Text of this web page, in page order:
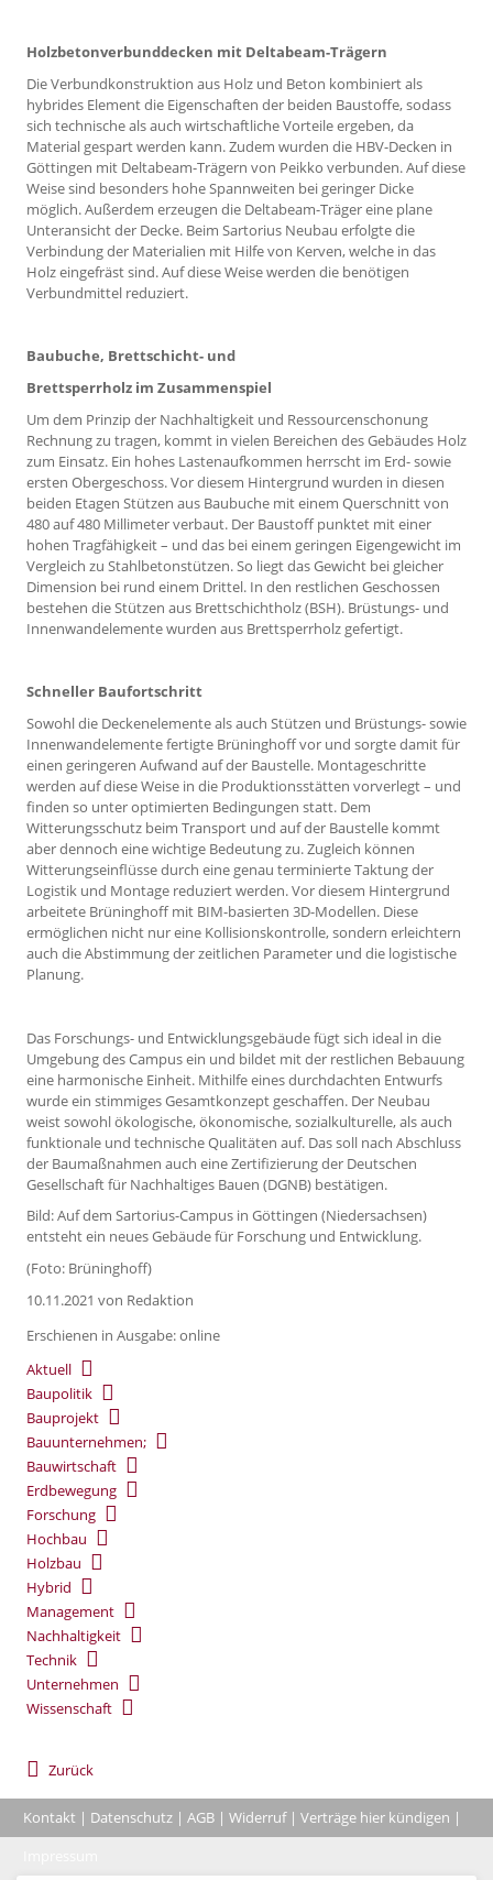
Holzbetonverbunddecken mit Deltabeam-Trägern
Die Verbundkonstruktion aus Holz und Beton kombiniert als
hybrides Element die Eigenschaften der beiden Baustoffe, sodass
sich technische als auch wirtschaftliche Vorteile ergeben, da
Material gespart werden kann. Zudem wurden die HBV-Decken in
Göttingen mit Deltabeam-Trägern von Peikko verbunden. Auf diese
Weise sind besonders hohe Spannweiten bei geringer Dicke
möglich. Außerdem erzeugen die Deltabeam-Träger eine plane
Unteransicht der Decke. Beim Sartorius Neubau erfolgte die
Verbindung der Materialien mit Hilfe von Kerven, welche in das
Holz eingefräst sind. Auf diese Weise werden die benötigen
Verbundmittel reduziert.
Baubuche, Brettschicht- und
Brettsperrholz im Zusammenspiel
Um dem Prinzip der Nachhaltigkeit und Ressourcenschonung
Rechnung zu tragen, kommt in vielen Bereichen des Gebäudes Holz
zum Einsatz. Ein hohes Lastenaufkommen herrscht im Erd- sowie
ersten Obergeschoss. Vor diesem Hintergrund wurden in diesen
beiden Etagen Stützen aus Baubuche mit einem Querschnitt von
480 auf 480 Millimeter verbaut. Der Baustoff punktet mit einer
hohen Tragfähigkeit – und das bei einem geringen Eigengewicht im
Vergleich zu Stahlbetonstützen. So liegt das Gewicht bei gleicher
Dimension bei rund einem Drittel. In den restlichen Geschossen
bestehen die Stützen aus Brettschichtholz (BSH). Brüstungs- und
Innenwandelemente wurden aus Brettsperrholz gefertigt.
Schneller Baufortschritt
Sowohl die Deckenelemente als auch Stützen und Brüstungs- sowie
Innenwandelemente fertigte Brüninghoff vor und sorgte damit für
einen geringeren Aufwand auf der Baustelle. Montageschritte
werden auf diese Weise in die Produktionsstätten vorverlegt – und
finden so unter optimierten Bedingungen statt. Dem
Witterungsschutz beim Transport und auf der Baustelle kommt
aber dennoch eine wichtige Bedeutung zu. Zugleich können
Witterungseinflüsse durch eine genau terminierte Taktung der
Logistik und Montage reduziert werden. Vor diesem Hintergrund
arbeitete Brüninghoff mit BIM-basierten 3D-Modellen. Diese
ermöglichen nicht nur eine Kollisionskontrolle, sondern erleichtern
auch die Abstimmung der zeitlichen Parameter und die logistische
Planung.
Das Forschungs- und Entwicklungsgebäude fügt sich ideal in die
Umgebung des Campus ein und bildet mit der restlichen Bebauung
eine harmonische Einheit. Mithilfe eines durchdachten Entwurfs
wurde ein stimmiges Gesamtkonzept geschaffen. Der Neubau
weist sowohl ökologische, ökonomische, sozialkulturelle, als auch
funktionale und technische Qualitäten auf. Das soll nach Abschluss
der Baumaßnahmen auch eine Zertifizierung der Deutschen
Gesellschaft für Nachhaltiges Bauen (DGNB) bestätigen.
Bild: Auf dem Sartorius-Campus in Göttingen (Niedersachsen)
entsteht ein neues Gebäude für Forschung und Entwicklung.
(Foto: Brüninghoff)
10.11.2021 von Redaktion
Erschienen in Ausgabe: online
Aktuell
Baupolitik
Bauprojekt
Bauunternehmen;
Bauwirtschaft
Erdbewegung
Forschung
Hochbau
Holzbau
Hybrid
Management
Nachhaltigkeit
Technik
Unternehmen
Wissenschaft
Zurück
Kontakt | Datenschutz | AGB | Widerruf| Verträge hier kündigen |